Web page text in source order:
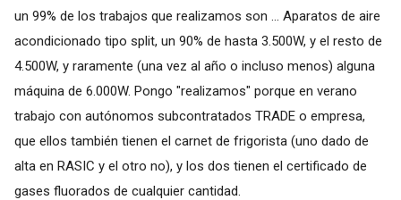
un 99% de los trabajos que realizamos son ... Aparatos de aire
acondicionado tipo split, un 90% de hasta 3.500W, y el resto de
4.500W, y raramente (una vez al año o incluso menos) alguna
máquina de 6.000W. Pongo "realizamos" porque en verano
trabajo con autónomos subcontratados TRADE o empresa,
que ellos también tienen el carnet de frigorista (uno dado de
alta en RASIC y el otro no), y los dos tienen el certificado de
gases fluorados de cualquier cantidad.